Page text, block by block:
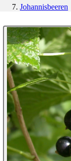
Johannisbeeren